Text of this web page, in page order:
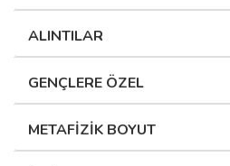
ALINTILAR
GENÇLERE ÖZEL
METAFİZİK BOYUT